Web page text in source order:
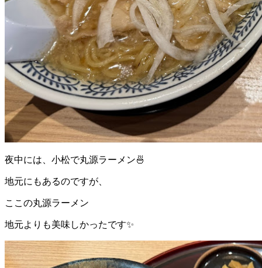
夜中には、小松で丸源ラーメン🍜
地元にもあるのですが、
ここの丸源ラーメン
地元よりも美味しかったです✨